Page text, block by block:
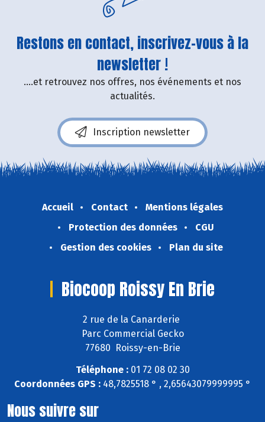
Restons en contact, inscrivez-vous à la
newsletter !
....et retrouvez nos offres, nos événements et nos
actualités.
Inscription newsletter
Accueil Contact
Mentions légales
Protection des données
CGU
Gestion des cookies
Plan du site
Biocoop Roissy En Brie
2 rue de la Canarderie
Parc Commercial Gecko
77680 Roissy-en-Brie
Téléphone :01 72 08 02 30
Coordonnées GPS : 48,7825518 ° , 2,65643079999995 °
Nous suivre sur